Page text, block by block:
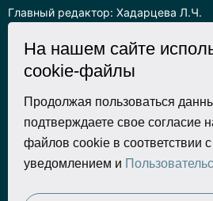
Главный редактор: Хадарцева Л.Ч.
Информация на сайте
Все права на любые материалы,
защищены в соответствии с
об интеллектуальной
текстовых, фото, аудио и
с согласия правообладателя (ООО
наличии ссылки на ресурс. Для
гиперссылка.
На нашем сайте
cookie-файлы
Продолжая пользоваться
подтверждаете свое согласие
файлов cookie в соответствии
уведомлением и